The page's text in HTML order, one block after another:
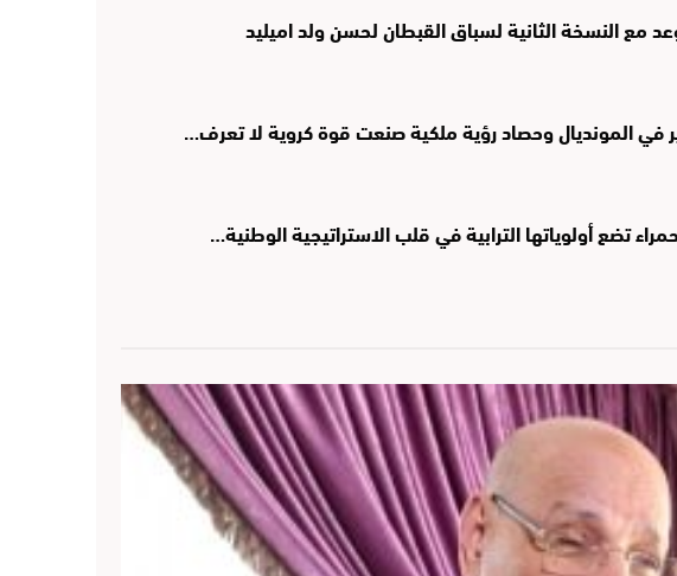
مع النسخة الثانية لسباق القبطان لحسن ولد اميليد
في المونديال وحصاد رؤية ملكية صنعت قوة كروية لا تعرف…
تضع أولوياتها الترابية في قلب الاستراتيجية الوطنية…